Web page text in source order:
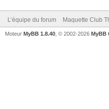
L’équipe du forum Maquette Club
Moteur MyBB 1.8.40 , © 2002-2026 MyBB